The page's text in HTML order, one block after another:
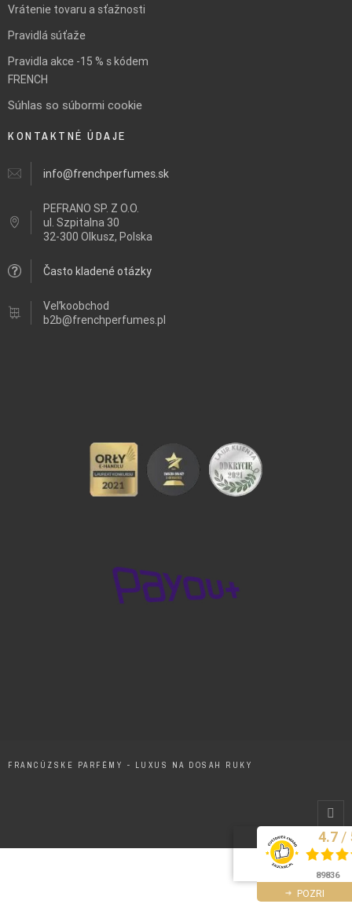
Vrátenie tovaru a sťažnosti
Pravidlá súťaže
Pravidla akce -15 % s kódem
FRENCH
Súhlas so súbormi cookie
KONTAKTNÉ ÚDAJE
info@frenchperfumes.sk
PEFRANO SP. Z O.O.
ul. Szpitalna 30
32-300 Olkusz, Polska
Často kladené otázky
Veľkoobchod
b2b@frenchperfumes.pl
FRANCÚZSKE PARFÉMY - LUXUS NA DOSAH RUKY
Excelentne
4.7 /
89836
POZRI